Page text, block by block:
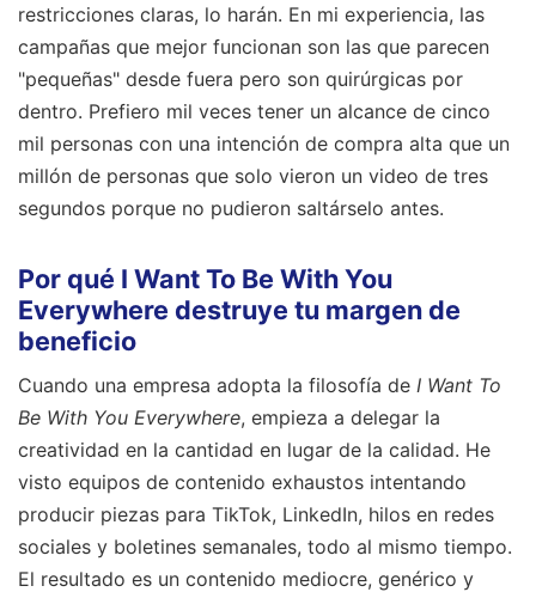
restricciones claras, lo harán. En mi experiencia, las
campañas que mejor funcionan son las que parecen
"pequeñas" desde fuera pero son quirúrgicas por
dentro. Prefiero mil veces tener un alcance de cinco
mil personas con una intención de compra alta que un
millón de personas que solo vieron un video de tres
segundos porque no pudieron saltárselo antes.
Por qué I Want To Be With You
Everywhere destruye tu margen de
beneficio
Cuando una empresa adopta la filosofía de I Want To
Be With You Everywhere, empieza a delegar la
creatividad en la cantidad en lugar de la calidad. He
visto equipos de contenido exhaustos intentando
producir piezas para TikTok, LinkedIn, hilos en redes
sociales y boletines semanales, todo al mismo tiempo.
El resultado es un contenido mediocre, genérico y